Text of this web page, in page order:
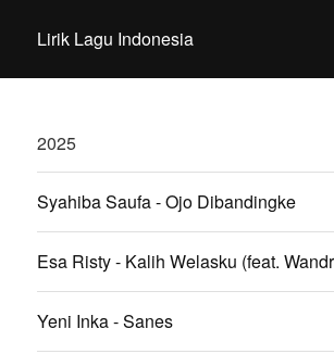
Lirik Lagu Indonesia
2025
Syahiba Saufa - Ojo Dibandingke
Esa Risty - Kalih Welasku (feat.
Yeni Inka - Sanes